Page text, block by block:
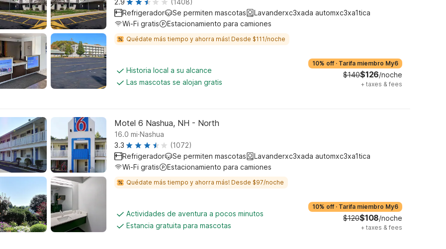
2.9
(1408)
Refrigerador
Se permiten mascotas
Lavanderxc3xada automxc3xa1tica
Wi-Fi gratis
Estacionamiento para camiones
Quédate más tiempo y ahorra más! Desde $111/noche
Historia local a su alcance
Las mascotas se alojan gratis
10% off · Tarifa miembro My6
$140$126/noche
+ taxes & fees
Motel 6 Nashua, NH - North
16.0 mi.Nashua
3.3
(1072)
Refrigerador
Se permiten mascotas
Lavanderxc3xada automxc3xa1tica
Wi-Fi gratis
Estacionamiento para camiones
Quédate más tiempo y ahorra más! Desde $97/noche
Actividades de aventura a pocos minutos
Estancia gratuita para mascotas
10% off · Tarifa miembro My6
$120$108/noche
+ taxes & fees